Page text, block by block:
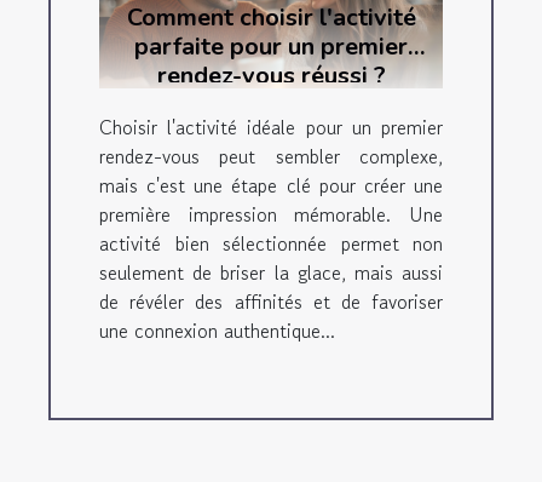
Comment choisir l'activité
parfaite pour un premier
rendez-vous réussi ?
Choisir l'activité idéale pour un premier
rendez-vous peut sembler complexe,
mais c'est une étape clé pour créer une
première impression mémorable. Une
activité bien sélectionnée permet non
seulement de briser la glace, mais aussi
de révéler des affinités et de favoriser
une connexion authentique...